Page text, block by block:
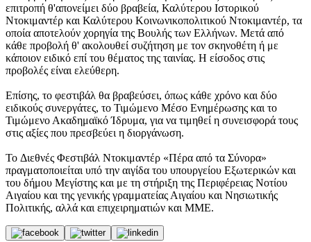
επιτροπή θ'απονείμει δύο βραβεία, Καλύτερου Ιστορικού
Ντοκιμαντέρ και Καλύτερου Κοινωνικοπολιτικού Ντοκιμαντέρ, τα
οποία αποτελούν χορηγία της Βουλής των Ελλήνων. Μετά από
κάθε προβολή θ' ακολουθεί συζήτηση με τον σκηνοθέτη ή με
κάποιον ειδικό επί του θέματος της ταινίας. Η είσοδος στις
προβολές είναι ελεύθερη.
Επίσης, το φεστιβάλ θα βραβεύσει, όπως κάθε χρόνο και δύο
ειδικούς συνεργάτες, το Τιμώμενο Μέσο Ενημέρωσης και το
Τιμώμενο Ακαδημαϊκό Ίδρυμα, για να τιμηθεί η συνεισφορά τους
στις αξίες που πρεσβεύει η διοργάνωση.
To Διεθνές Φεστιβάλ Ντοκιμαντέρ «Πέρα από τα Σύνορα»
πραγματοποιείται υπό την αιγίδα του υπουργείου Εξωτερικών και
του δήμου Μεγίστης και με τη στήριξη της Περιφέρειας Νοτίου
Αιγαίου και της γενικής γραμματείας Αιγαίου και Νησιωτικής
Πολιτικής, αλλά και επιχειρηματιών και ΜΜΕ.